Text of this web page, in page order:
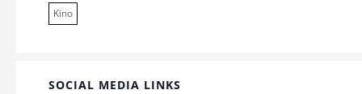
Kino
SOCIAL MEDIA LINKS